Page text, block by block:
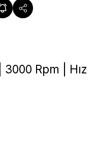
Rpm | Hız